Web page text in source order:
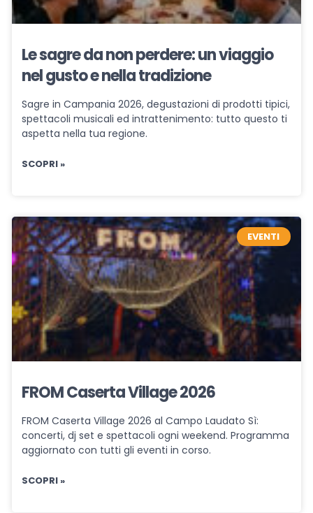
Le sagre da non perdere: un viaggio
nel gusto e nella tradizione
Sagre in Campania 2026, degustazioni di prodotti tipici,
spettacoli musicali ed intrattenimento: tutto questo ti
aspetta nella tua regione.
SCOPRI »
EVENTI
FROM Caserta Village 2026
FROM Caserta Village 2026 al Campo Laudato Sì:
concerti, dj set e spettacoli ogni weekend. Programma
aggiornato con tutti gli eventi in corso.
SCOPRI »